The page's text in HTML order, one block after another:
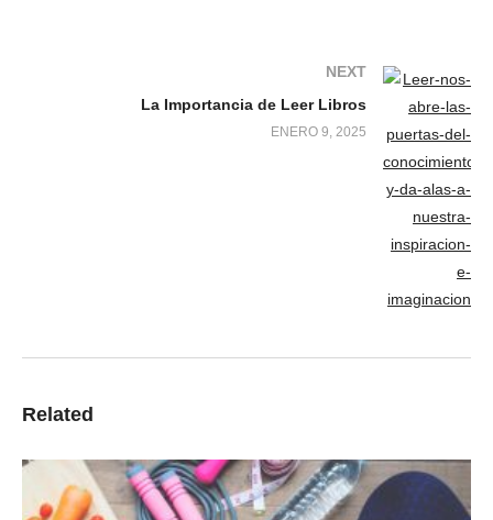
NEXT
La Importancia de Leer Libros
ENERO 9, 2025
Related